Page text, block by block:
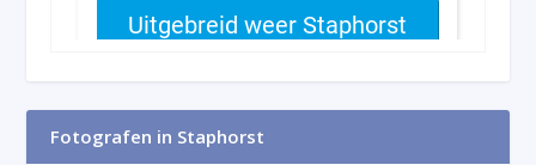
Fotografen in Staphorst